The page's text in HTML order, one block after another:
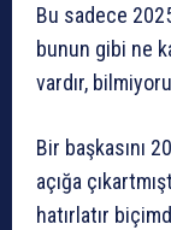
Bu sadece
bunun gibi ne
vardır,
Bir başkasını
açığa
hatırlatır